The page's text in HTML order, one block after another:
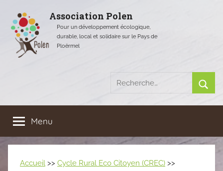
contenu
Association Polen
Pour un développement écologique,
durable, local et solidaire sur le Pays de
Ploërmel
Recherche
:
Menu
Accueil >> Cycle Rural Eco Citoyen (CREC) >>